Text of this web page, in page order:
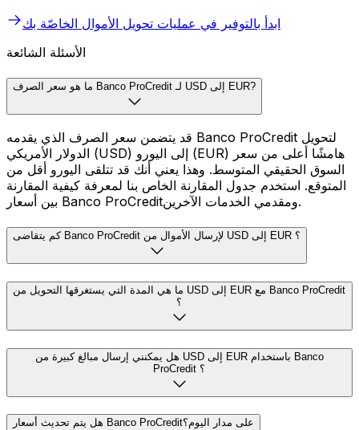
ابدأ بالتوفير في عمليات تحويل الأموال الخاصّة بك
الأسئلة الشائعة
ما هو سعر الصرف Banco ProCredit لـ USD إلى EUR?
قد يتضمن سعر الصرف الذي يقدمه Banco ProCredit لتحويل
الدولار الأمريكي (USD) إلى اليورو (EUR) هامشًا أعلى من سعر
السوق الحقيقي المتوسط. وهذا يعني أنك قد تتلقى اليورو أقل من
المتوقع. استخدم جدول المقارنة الخاص بنا لمعرفة كيفية المقارنة
بين أسعار Banco ProCreditومقدمي الخدمات الآخرين.
كم يتقاضى Banco ProCredit لإرسال الأموال من USD إلى EUR ؟
ما هي المدة التي يستغرقها التحويل من USD إلى EUR مع Banco ProCredit
؟
هل يمكنني إرسال مبالغ كبيرة من USD إلى EUR باستخدام Banco
ProCredit ؟
هل يتم تحديث أسعار Banco ProCreditعلى مدار اليوم؟